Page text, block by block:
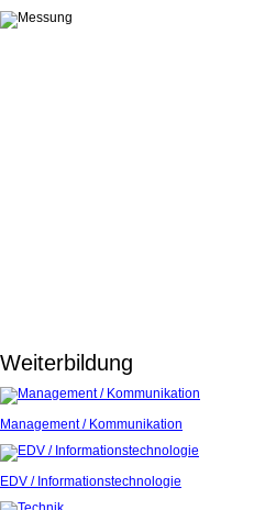
Weiterbildung
Management / Kommunikation
EDV / Informationstechnologie